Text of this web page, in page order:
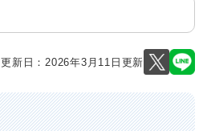
更新日：2026年3月11日更新